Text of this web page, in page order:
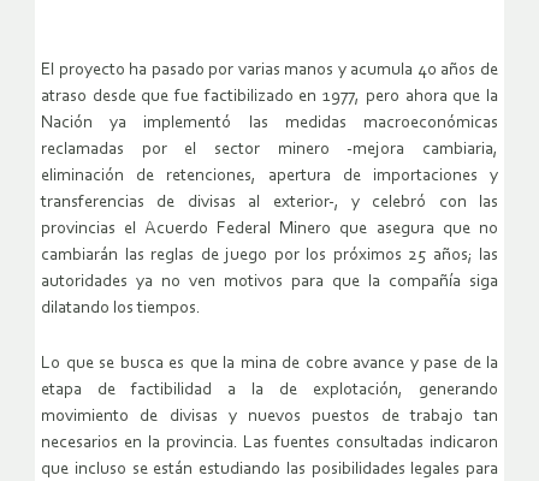
El proyecto ha pasado por varias manos y acumula 40 años de
atraso desde que fue factibilizado en 1977, pero ahora que la
Nación ya implementó las medidas macroeconómicas
reclamadas por el sector minero -mejora cambiaria,
eliminación de retenciones, apertura de importaciones y
transferencias de divisas al exterior-, y celebró con las
provincias el Acuerdo Federal Minero que asegura que no
cambiarán las reglas de juego por los próximos 25 años; las
autoridades ya no ven motivos para que la compañía siga
dilatando los tiempos.
Lo que se busca es que la mina de cobre avance y pase de la
etapa de factibilidad a la de explotación, generando
movimiento de divisas y nuevos puestos de trabajo tan
necesarios en la provincia. Las fuentes consultadas indicaron
que incluso se están estudiando las posibilidades legales para